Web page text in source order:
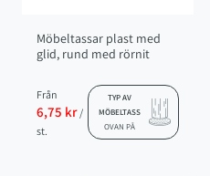
Möbeltassar plast med
glid, rund med rörnit
Från
6,75 kr /
st.
TYP AV
MÖBELTASS
OVAN PÅ